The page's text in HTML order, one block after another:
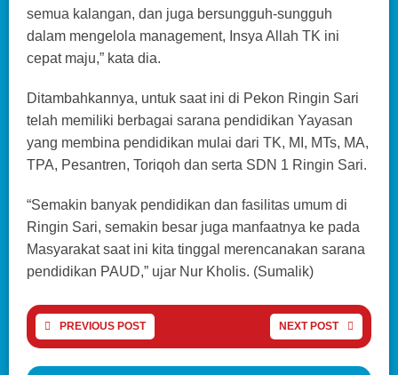
semua kalangan, dan juga bersungguh-sungguh
dalam mengelola management, Insya Allah TK ini
cepat maju,” kata dia.
Ditambahkannya, untuk saat ini di Pekon Ringin Sari
telah memiliki berbagai sarana pendidikan Yayasan
yang membina pendidikan mulai dari TK, MI, MTs, MA,
TPA, Pesantren, Toriqoh dan serta SDN 1 Ringin Sari.
“Semakin banyak pendidikan dan fasilitas umum di
Ringin Sari, semakin besar juga manfaatnya ke pada
Masyarakat saat ini kita tinggal merencanakan sarana
pendidikan PAUD,” ujar Nur Kholis. (Sumalik)
PREVIOUS POST NEXT POST